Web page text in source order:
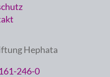
Hephata
246-0